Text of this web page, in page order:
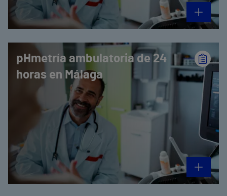
pHmetría ambulatoria de 24
horas en Málaga